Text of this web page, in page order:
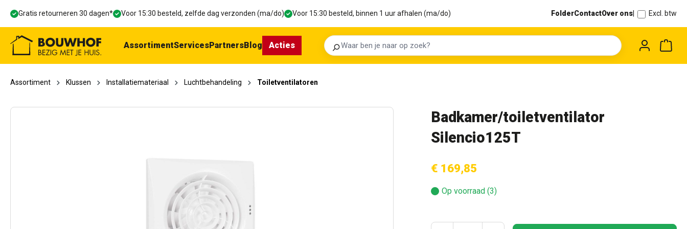
Ga naar de hoofdnavigatie
Gratis retourneren 30 dagen* Voor 15:30 besteld, zelfde dag verzonden (ma/do) Voor 15:30 besteld, binnen 1 uur afhalen (ma/do) FolderContactOver ons Excl. btw
Zoeken
AssortimentServicesPartnersBlog Acties
Assortiment Klussen Installatiemateriaal Luchtbehandeling Toiletventilatoren
Badkamer/toiletventilator
Silencio125T
€ 169,85
Op voorraad (3)